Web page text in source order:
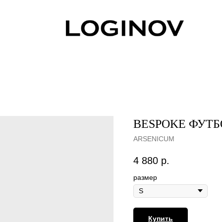
BESPOKE
ARSENICUM
4 880 р.
размер
Купить